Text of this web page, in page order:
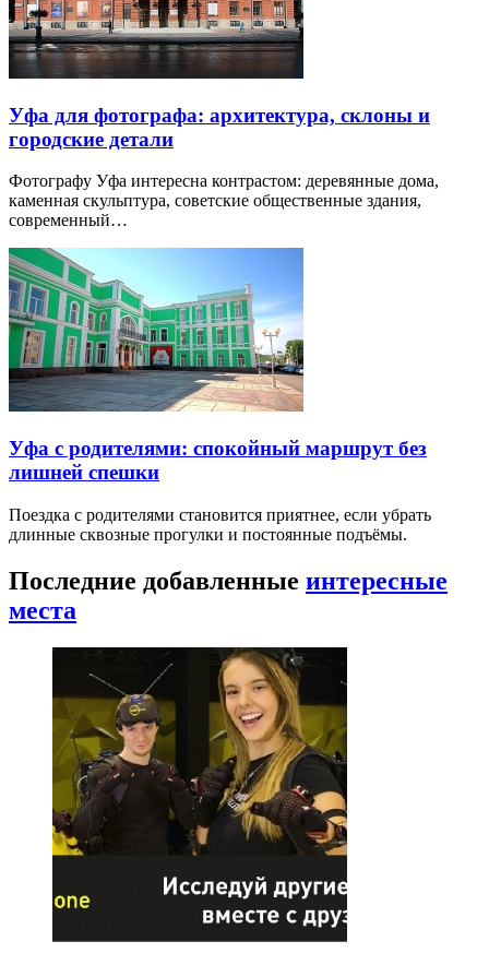
Уфа для фотографа: архитектура, склоны и
городские детали
Фотографу Уфа интересна контрастом: деревянные дома,
каменная скульптура, советские общественные здания,
современный…
Уфа с родителями: спокойный маршрут без
лишней спешки
Поездка с родителями становится приятнее, если убрать
длинные сквозные прогулки и постоянные подъёмы.
Последние добавленные интересные
места